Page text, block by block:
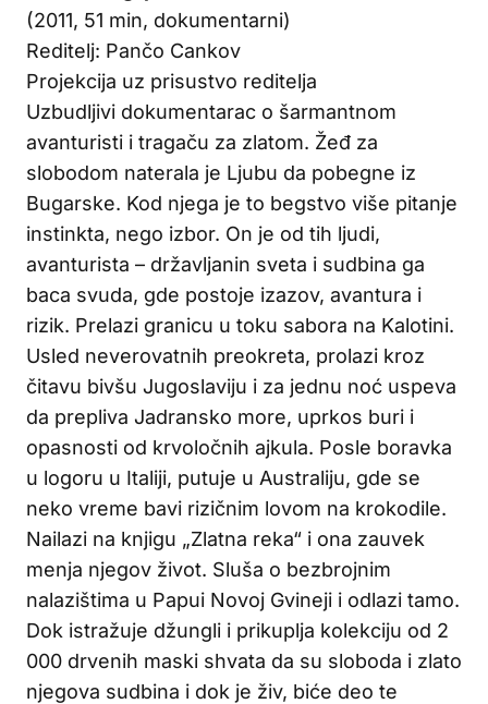
(2011, 51 min, dokumentarni)
Reditelj: Pančo Cankov
Projekcija uz prisustvo reditelja
Uzbudljivi dokumentarac o šarmantnom
avanturisti i tragaču za zlatom. Žeđ za
slobodom naterala je Ljubu da pobegne iz
Bugarske. Kod njega je to begstvo više pitanje
instinkta, nego izbor. On je od tih ljudi,
avanturista – državljanin sveta i sudbina ga
baca svuda, gde postoje izazov, avantura i
rizik. Prelazi granicu u toku sabora na Kalotini.
Usled neverovatnih preokreta, prolazi kroz
čitavu bivšu Jugoslaviju i za jednu noć uspeva
da prepliva Jadransko more, uprkos buri i
opasnosti od krvoločnih ajkula. Posle boravka
u logoru u Italiji, putuje u Australiju, gde se
neko vreme bavi rizičnim lovom na krokodile.
Nailazi na knjigu „Zlatna reka“ i ona zauvek
menja njegov život. Sluša o bezbrojnim
nalazištima u Papui Novoj Gvineji i odlazi tamo.
Dok istražuje džungli i prikuplja kolekciju od 2
000 drvenih maski shvata da su sloboda i zlato
njegova sudbina i dok je živ, biće deo te